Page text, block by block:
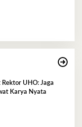
UHO: Jaga
Karya Nyata